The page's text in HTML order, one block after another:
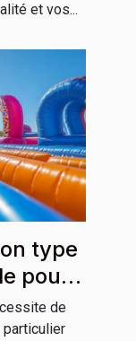
et vos...
type
pour
de
particulier